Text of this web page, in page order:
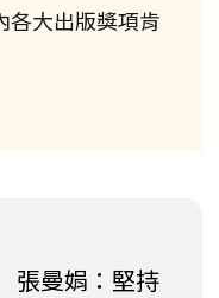
各大出版獎項肯
張曼娟：堅持